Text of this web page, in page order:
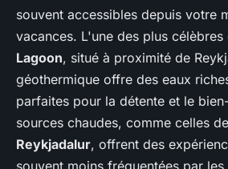
souvent accessibles depuis votre
vacances. L'une des plus célèbres
Lagoon, situé à proximité de
géothermique offre des eaux
parfaites pour la détente et le
sources chaudes, comme celles de
Reykjadalur, offrent des
souvent moins fréquentées par